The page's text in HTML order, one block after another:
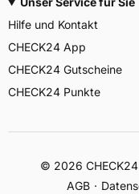
Hilfe und Kontakt
CHECK24 App
CHECK24 Gutscheine
CHECK24 Punkte
© 2026
AGB